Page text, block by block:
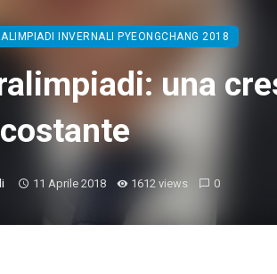
INVERNALI PYEONGCHANG 2018
una
costante
11 Aprile 2018 1612 views 0